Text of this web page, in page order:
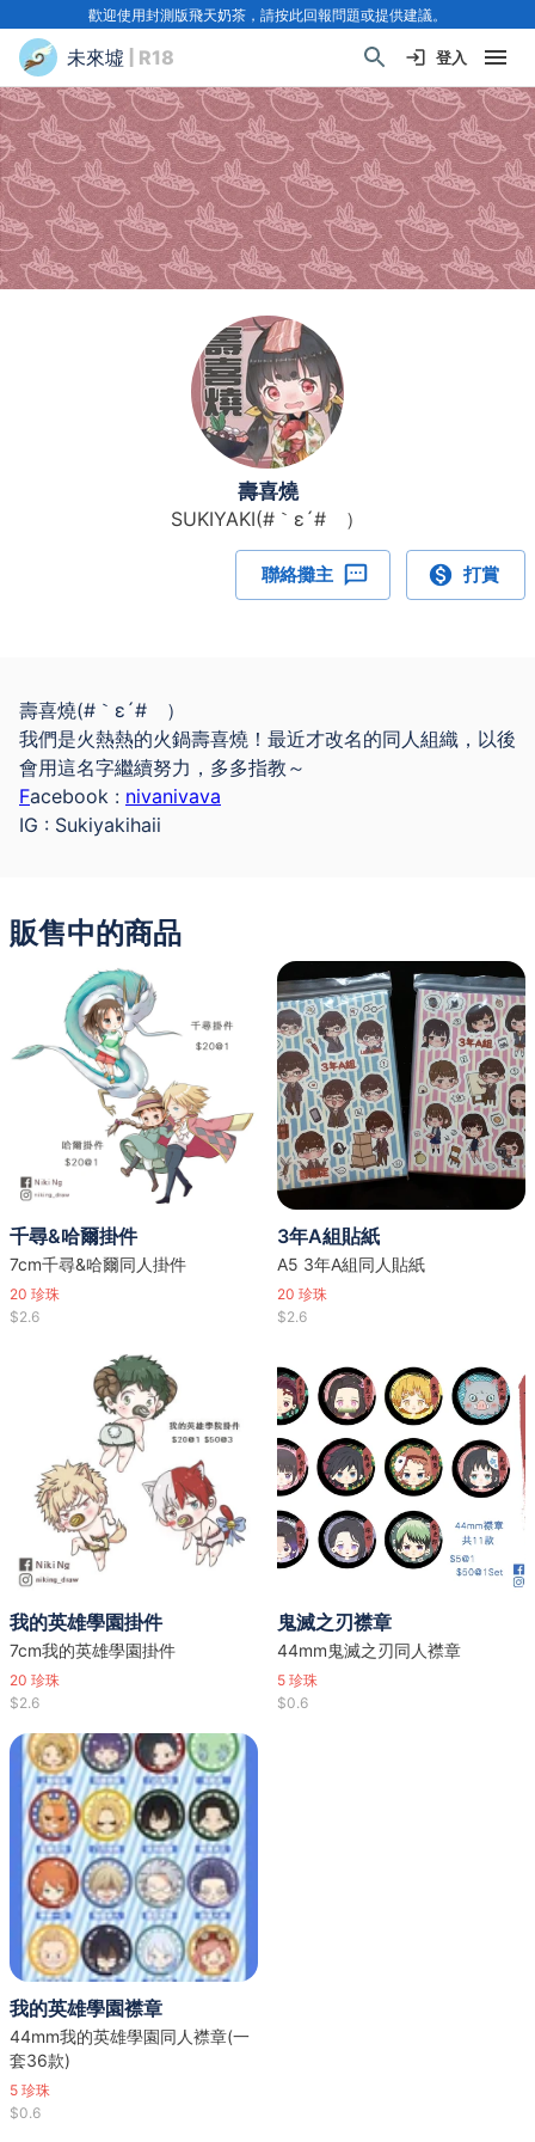
歡迎使用封測版飛天奶茶，請按此回報問題或提供建議。
未來墟 | R18 登入
壽喜燒
SUKIYAKI(#｀ε´#ゞ）
聯絡攤主 打賞
壽喜燒(#｀ε´#ゞ）
我們是火熱熱的火鍋壽喜燒！最近才改名的同人組織，以後
會用這名字繼續努力，多多指教～
Facebook : nivanivava
IG : Sukiyakihaii
販售中的商品
千尋&哈爾掛件
7cm千尋&哈爾同人掛件
20 珍珠
$2.6
3年A組貼紙
A5 3年A組同人貼紙
20 珍珠
$2.6
我的英雄學園掛件
7cm我的英雄學園掛件
20 珍珠
$2.6
鬼滅之刃襟章
44mm鬼滅之刃同人襟章
5 珍珠
$0.6
我的英雄學園襟章
44mm我的英雄學園同人襟章(一
套36款)
5 珍珠
$0.6